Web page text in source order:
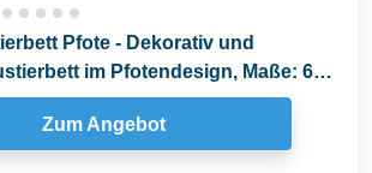
Pfote - Dekorativ und
im Pfotendesign, Maße: 66
Zum Angebot